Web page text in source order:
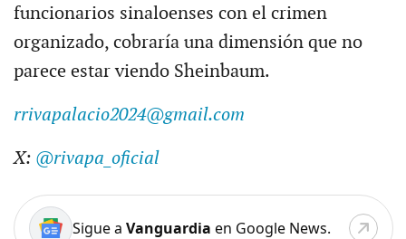
funcionarios sinaloenses con el crimen
organizado, cobraría una dimensión que no
parece estar viendo Sheinbaum.
rrivapalacio2024@gmail.com
X: @rivapa_oficial
Sigue a Vanguardia en Google News.